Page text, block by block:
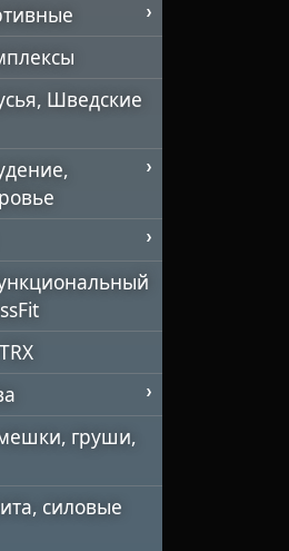
Шведские
груши,
силовые